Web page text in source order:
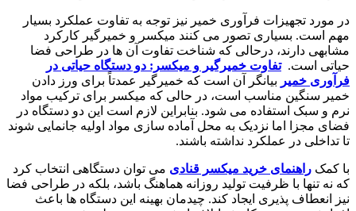
در مورد تجهیزات فرآوری خمیر نیز توجه به تفاوت عملکرد بسیار
مهم است. بسیاری تصور می کنند میکسر و خمیرگیر کارکرد
مشابهی دارند، درحالی که شناخت تفاوت آن ها در طراحی فضا
حیاتی است.تفاوت خمیرگیر و میکسر: دو دستگاه حیاتی در
فرآوری خمیر بیانگر آن است که خمیرگیر عمدتاً برای ورز دادن
خمیر سنگین مناسب است، در حالی که میکسر برای ترکیب مواد
نرم و سبک استفاده می شود. بنابراین لازم است این دو دستگاه در
فضای مجزا اما نزدیک به محل آماده سازی مواد اولیه جانمایی شوند
تا تداخلی در عملکرد نداشته باشند.
با کمک راهنمای خرید میکسر قنادی می توان دستگاهی انتخاب کرد
که نه تنها با ظرفیت تولید روزانه هماهنگ باشد، بلکه در طراحی فضا
نیز انعطاف پذیری ایجاد کند. چیدمان بهینه این دستگاه ها باعث